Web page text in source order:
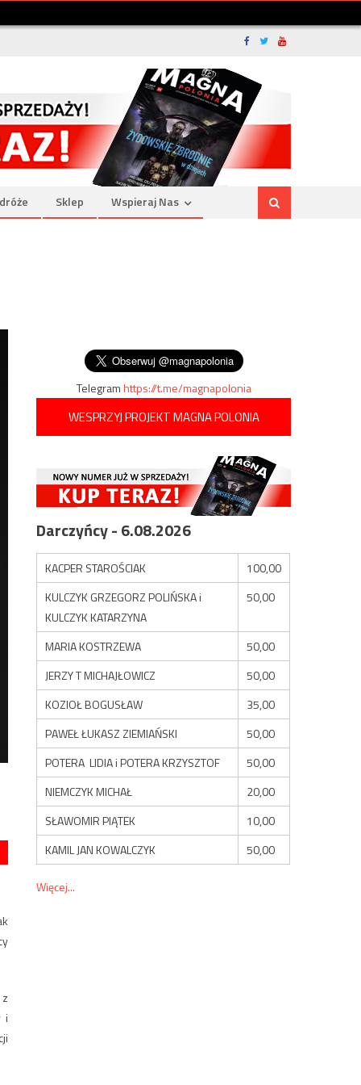
Sklep Wspieraj Nas
i
Telegramhttps://t.me/magnapolonia
WESPRZYJ PROJEKT MAGNA POLONIA
Darczyńcy - 6.08.2026
KACPER STAROŚCIAK
100,00
KULCZYK GRZEGORZ POLIŃSKA i
KULCZYK KATARZYNA
50,00
MARIA KOSTRZEWA
50,00
JERZY T MICHAJŁOWICZ
50,00
KOZIOŁ BOGUSŁAW
35,00
PAWEŁ ŁUKASZ ZIEMIAŃSKI
50,00
POTERA LIDIA i POTERA KRZYSZTOF
50,00
NIEMCZYK MICHAŁ
20,00
SŁAWOMIR PIĄTEK
10,00
KAMIL JAN KOWALCZYK
50,00
Więcej...